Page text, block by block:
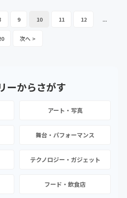
9 10 11 12 ...
ーからさがす
アート・写真
舞台・パフォーマンス
テクノロジー・ガジェット
フード・飲食店